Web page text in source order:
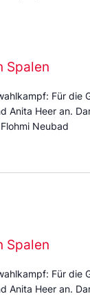
Spalen
Für die
Anita Heer an.
Neubad
Spalen
Für die
Anita Heer an.